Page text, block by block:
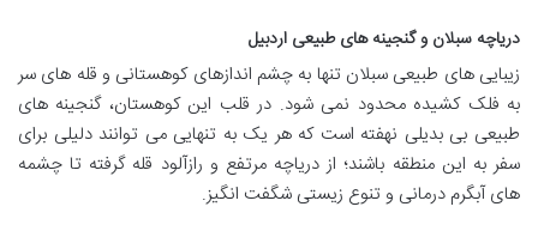
دریاچه سبلان و گنجینه های طبیعی اردبیل
زیبایی های طبیعی سبلان تنها به چشم اندازهای کوهستانی و قله های سر
به فلک کشیده محدود نمی شود. در قلب این کوهستان، گنجینه های
طبیعی بی بدیلی نهفته است که هر یک به تنهایی می توانند دلیلی برای
سفر به این منطقه باشند؛ از دریاچه مرتفع و رازآلود قله گرفته تا چشمه
های آبگرم درمانی و تنوع زیستی شگفت انگیز.